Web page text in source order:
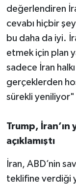
değerlendiren
cevabı hiçbir
bu daha da iyi.
etmek için plan
sadece İran
gerçeklerden
sürekli yeniliyor"
Trump, İran’ın
açıklamıştı
İran, ABD’nin
teklifine verdiği